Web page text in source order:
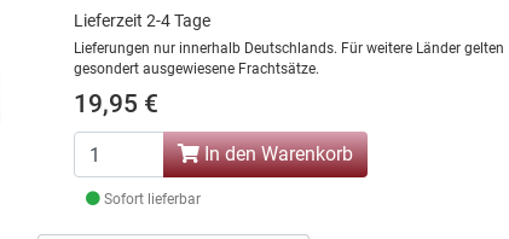
Lieferzeit 2-4 Tage
Lieferungen nur innerhalb Deutschlands. Für weitere Länder gelten
gesondert ausgewiesene Frachtsätze.
19,95 €
In den Warenkorb
Sofort lieferbar